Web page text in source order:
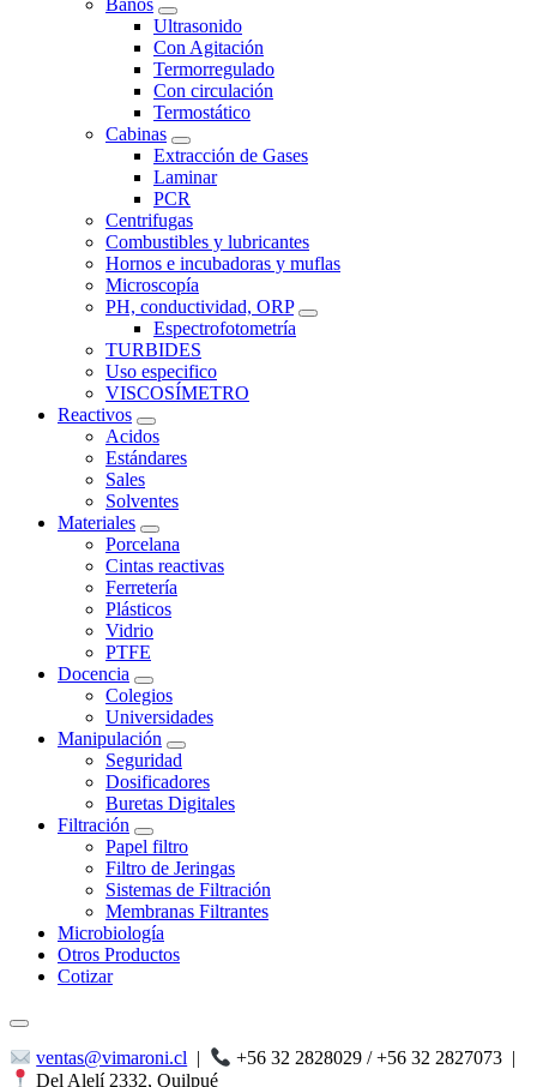
Ultrasonido
Con Agitación
Termorregulado
Con circulación
Termostático
Cabinas
Extracción de Gases
Laminar
PCR
Centrifugas
Combustibles y lubricantes
Hornos e incubadoras y muflas
Microscopía
PH, conductividad, ORP
Espectrofotometría
TURBIDES
Uso especifico
VISCOSÍMETRO
Reactivos
Acidos
Estándares
Sales
Solventes
Materiales
Porcelana
Cintas reactivas
Ferretería
Plásticos
Vidrio
PTFE
Docencia
Colegios
Universidades
Manipulación
Seguridad
Dosificadores
Buretas Digitales
Filtración
Papel filtro
Filtro de Jeringas
Sistemas de Filtración
Membranas Filtrantes
Microbiología
Otros Productos
Cotizar
ventas@vimaroni.cl | +56 32 2828029 / +56 32 2827073 |
Del Alelí 2332, Quilpué